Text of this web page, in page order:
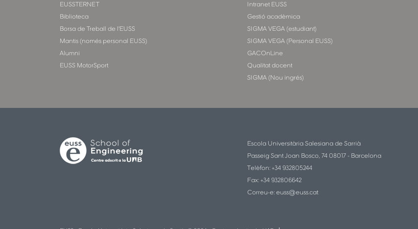
EUSSTERNET
Biblioteca
Borsa de Treball de l'EUSS
Mantis (només personal EUSS)
Alumni
EUSS MotorSport
Intranet EUSS
Gestió acadèmica
SIGMA VEGA (estudiant)
SIGMA VEGA (Personal EUSS)
GACOnLine
Qualitat docent
SIGMA (Nou ingrés)
Escola Universitària Salesiana de Sarrià
Passeig Sant Joan Bosco, 74 08017 - Barcelona
Telèfon: +34 932805244
Fax: +34 932806642
Correu-e:euss@euss.cat